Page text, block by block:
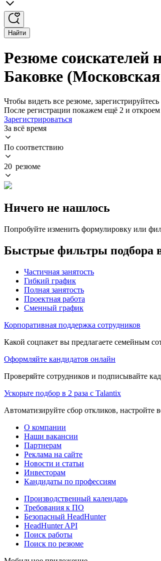
Найти
Резюме соискателей
Баковке
Чтобы видеть все резюме, зарегистрируйтесь
После регистрации покажем ещё 2 и
Зарегистрироваться
За всё время
По соответствию
20 резюме
Ничего не нашлось
Попробуйте изменить формулировку или
Быстрые фильтры подбора
Частичная занятость
Гибкий график
Полная занятость
Проектная работа
Сменный график
Корпоративная поддержка сотрудников
Какой соцпакет вы предлагаете семейным
Оформляйте кандидатов онлайн
Проверяйте сотрудников и подписывайте
Ускорьте подбор в 2 раза с Talantix
Автоматизируйте сбор откликов, настройте
О компании
Наши вакансии
Партнерам
Реклама на сайте
Новости и статьи
Инвесторам
Кандидаты по профессиям
Производственный календарь
Требования к ПО
Безопасный HeadHunter
HeadHunter API
Поиск работы
Поиск по резюме